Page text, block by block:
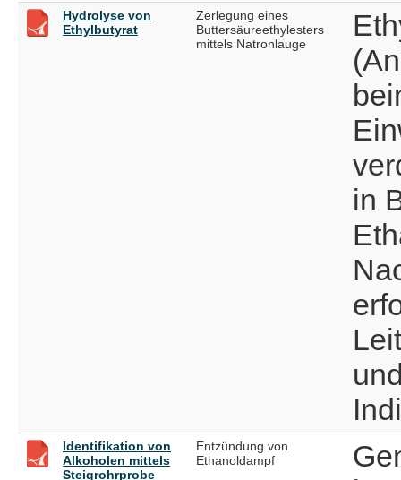
Hydrolyse von
Ethylbutyrat
Zerlegung eines
Buttersäureethylesters
mittels Natronlauge
in
Identifikation von
Alkoholen mittels
Steigrohrprobe
Entzündung von
Ethanoldampf